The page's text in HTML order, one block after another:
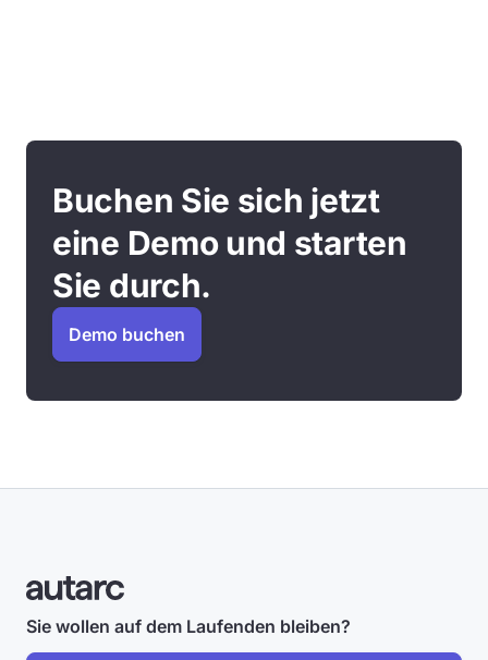
Buchen Sie sich jetzt
eine Demo und starten
Sie durch.
Demo buchen
Sie wollen auf dem Laufenden bleiben?